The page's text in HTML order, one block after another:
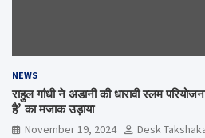
NEWS
राहुल गांधी ने अडानी की धारावी स्लम
है’ का मजाक उड़ाया
November 19, 2024
Desk